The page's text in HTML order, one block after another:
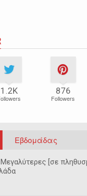
1.2Κ 876
Followers
Εβδομάδας
[σε